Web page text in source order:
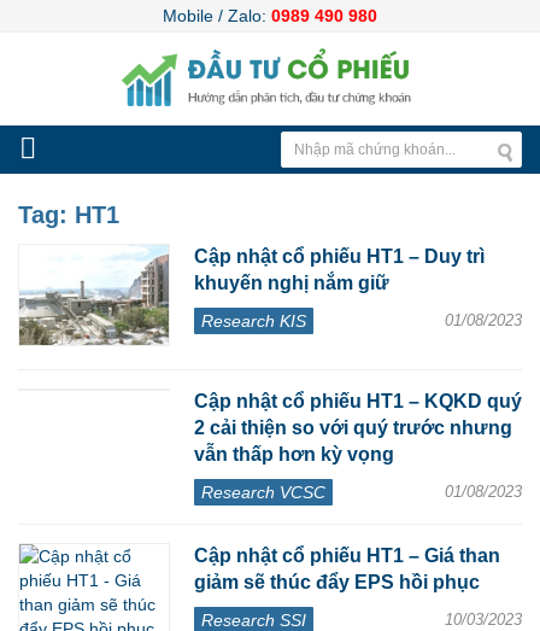
Mobile / Zalo: 0989 490 980
Tag: HT1
Cập nhật cổ phiếu HT1 – Duy trì
khuyến nghị nắm giữ
Research KIS 01/08/2023
Cập nhật cổ phiếu HT1 – KQKD quý
2 cải thiện so với quý trước nhưng
vẫn thấp hơn kỳ vọng
Research VCSC 01/08/2023
Cập nhật cổ phiếu HT1 – Giá than
giảm sẽ thúc đẩy EPS hồi phục
Research SSI 10/03/2023